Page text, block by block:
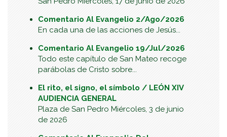
Comentario Al Evangelio 2/Ago/2026
En cada una de las acciones de Jesús...
Comentario Al Evangelio 19/Jul/2026
Todo este capítulo de San Mateo recoge
parábolas de Cristo sobre...
El rito, el signo, el símbolo / LEÓN XIV
AUDIENCIA GENERAL
Plaza de San Pedro Miércoles, 3 de junio
de 2026